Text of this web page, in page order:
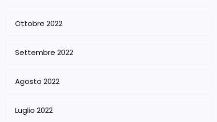
Ottobre 2022
Settembre 2022
Agosto 2022
Luglio 2022